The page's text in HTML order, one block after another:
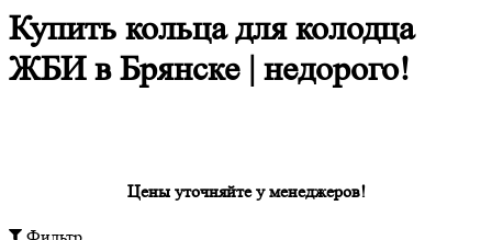
Купить кольца для колодца
ЖБИ в Брянске | недорого!
Цены уточняйте у менеджеров!